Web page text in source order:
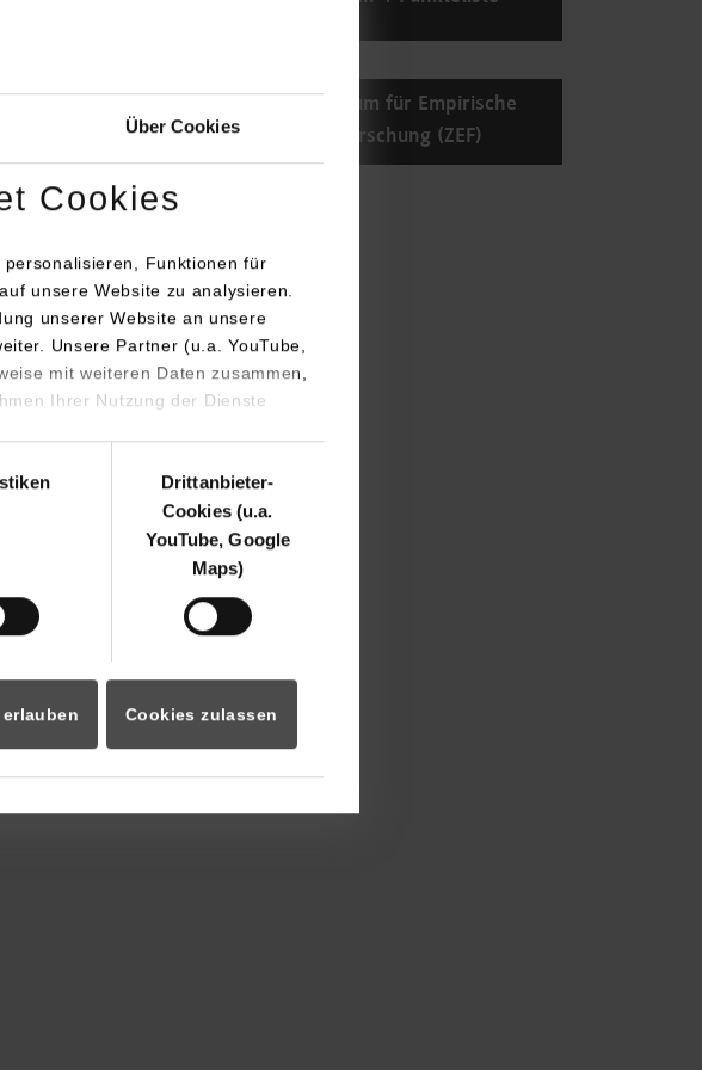
Über Cookies
Cookies
Funktionen für
unsere Website zu analysieren.
unserer Website an unsere
Unsere Partner (u.a. YouTube,
mit weiteren Daten zusammen,
Ihrer Nutzung der Dienste
Drittanbieter-
Cookies (u.a.
YouTube, Google
Maps)
Cookies zulassen
Zentrum für Empirische
Forschung (ZEF)